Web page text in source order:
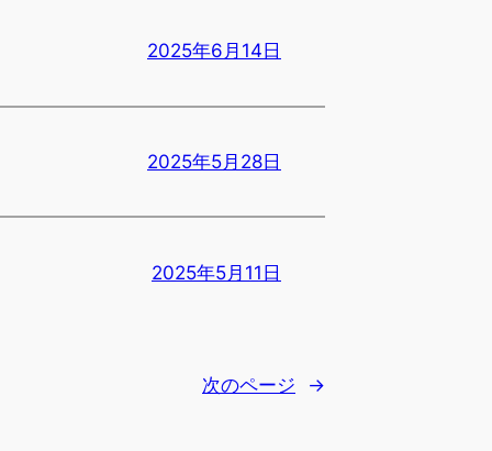
2025年6月14日
2025年5月28日
2025年5月11日
次のページ →